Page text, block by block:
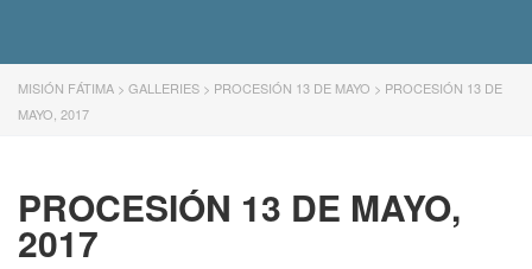
MISIÓN FÁTIMA > GALLERIES > PROCESIÓN 13 DE MAYO > PROCESIÓN 13 DE
MAYO, 2017
PROCESIÓN 13 DE MAYO,
2017